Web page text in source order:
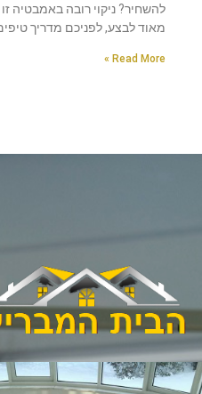
להשחיר? ניקוי רובה באמבטיה
מאוד לבצע, לפניכם מדריך
Read More »